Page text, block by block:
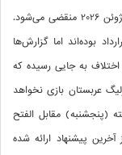
قرارداد فعلی این مهاجم فرانسوی با الاتحاد در پایان ماه ژوئن 2026 منقضی می‌شود.
بوده‌اند اما گزارش‌ها
به جایی رسیده که
عربستان بازی نخواهد
و او در تساوی 2-2 شب گذشته (پنجشنبه) مقابل الفتح
پیشنهاد ارائه شده